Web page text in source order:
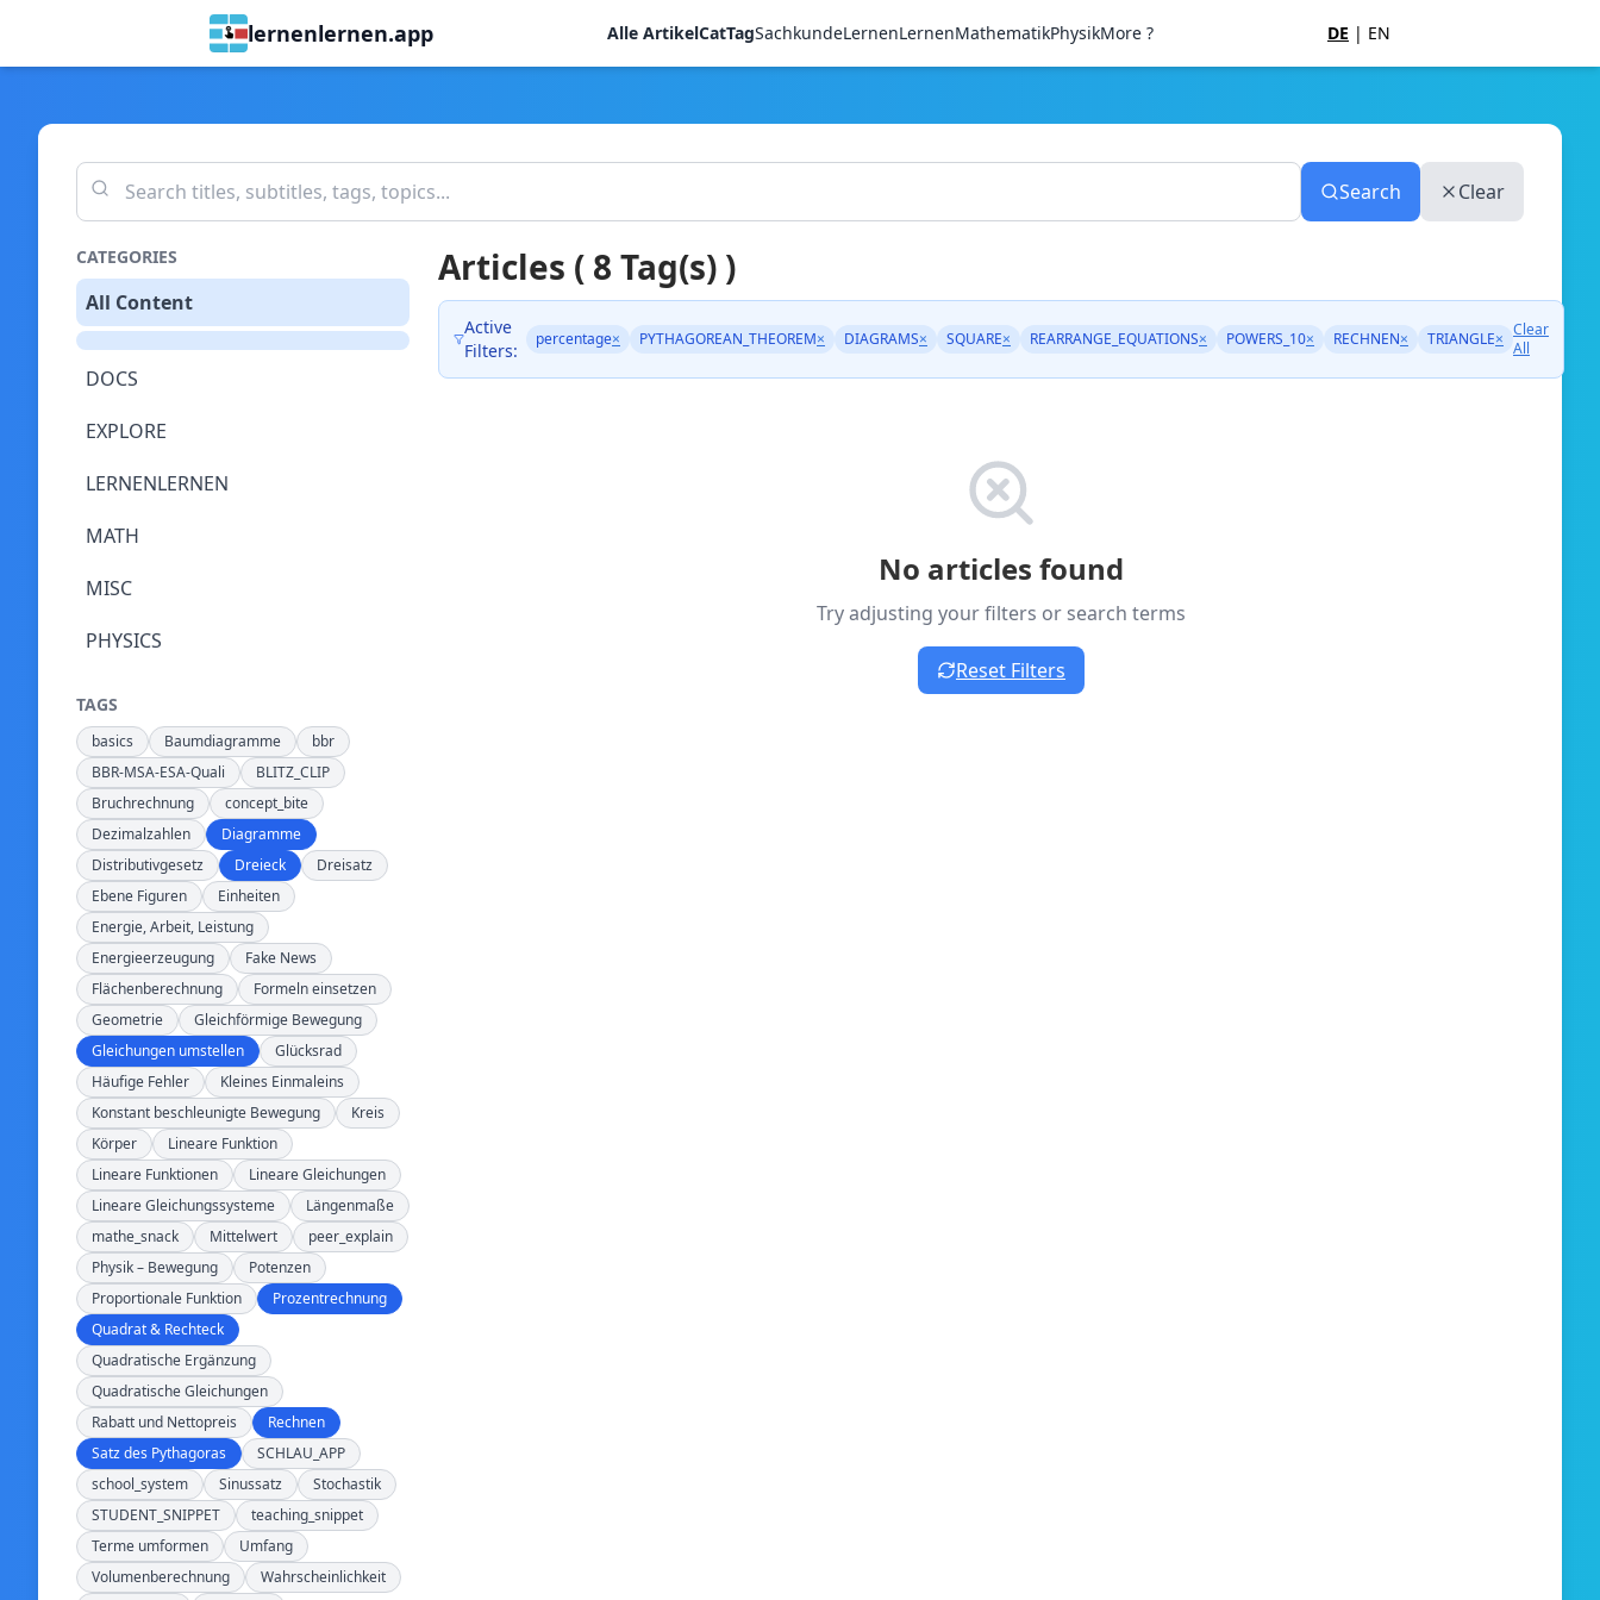
lernenlernen.app Alle ArtikelCatTagSachkundeLernenLernenMathematikPhysikMore ? DE | EN
Search Clear
CATEGORIES
All Content
DOCS
EXPLORE
LERNENLERNEN
MATH
MISC
PHYSICS
TAGS
basics Baumdiagramme
bbr
BBR-MSA-ESA-Quali
BLITZ_CLIP
Bruchrechnung
concept_bite
Dezimalzahlen
Diagramme
Distributivgesetz
Dreieck
Dreisatz
Ebene Figuren
Einheiten
Energie, Arbeit, Leistung
Energieerzeugung
Fake News
Flächenberechnung
Formeln einsetzen
Geometrie
Gleichförmige Bewegung
Gleichungen umstellen
Glücksrad
Häufige Fehler
Kleines Einmaleins
Konstant beschleunigte Bewegung
Kreis
Körper
Lineare Funktion
Lineare Funktionen
Lineare Gleichungen
Lineare Gleichungssysteme
Längenmaße
mathe_snack
Mittelwert
peer_explain
Physik – Bewegung
Potenzen
Proportionale Funktion
Prozentrechnung
Quadrat & Rechteck
Quadratische Ergänzung
Quadratische Gleichungen
Rabatt und Nettopreis
Rechnen
Satz des Pythagoras
SCHLAU_APP
school_system
Sinussatz
Stochastik
STUDENT_SNIPPET
teaching_snippet
Terme umformen
Umfang
Volumenberechnung
Wahrscheinlichkeit
Articles ( 8 Tag(s) )
Active
Filters:
percentage× PYTHAGOREAN_THEOREM× DIAGRAMS× SQUARE× REARRANGE_EQUATIONS× POWERS_10× RECHNEN× TRIANGLE× Clear
All
No articles found
Try adjusting your filters or search terms
Reset Filters